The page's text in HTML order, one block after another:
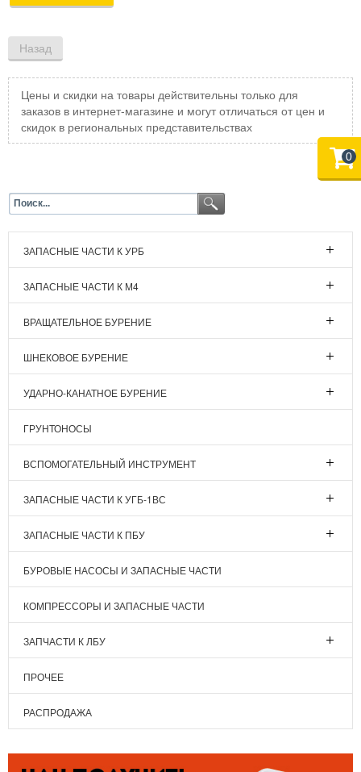
Цены и скидки на товары действительны только для
заказов в интернет-магазине и могут отличаться от цен и
скидок в региональных представительствах
ЗАПАСНЫЕ ЧАСТИ К УРБ
ЗАПАСНЫЕ ЧАСТИ К М4
ВРАЩАТЕЛЬНОЕ БУРЕНИЕ
ШНЕКОВОЕ БУРЕНИЕ
УДАРНО-КАНАТНОЕ БУРЕНИЕ
ГРУНТОНОСЫ
ВСПОМОГАТЕЛЬНЫЙ ИНСТРУМЕНТ
ЗАПАСНЫЕ ЧАСТИ К УГБ-1ВС
ЗАПАСНЫЕ ЧАСТИ К ПБУ
БУРОВЫЕ НАСОСЫ И ЗАПАСНЫЕ ЧАСТИ
КОМПРЕССОРЫ И ЗАПАСНЫЕ ЧАСТИ
ЗАПЧАСТИ К ЛБУ
ПРОЧЕЕ
РАСПРОДАЖА
0